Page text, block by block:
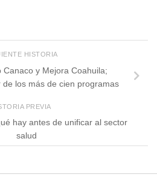
HISTORIA
Canaco y Mejora Coahuila;
los más de cien programas
PREVIA
hay antes de unificar al sector
salud